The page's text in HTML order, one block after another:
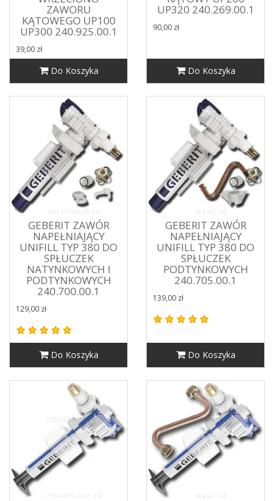
ZAWORU
KĄTOWEGO UP100
UP300 240.925.00.1
39,00 zł
Do Koszyka
UP320 240.269.00.1
90,00 zł
Do Koszyka
GEBERIT ZAWÓR
NAPEŁNIAJĄCY
UNIFILL TYP 380 DO
SPŁUCZEK
NATYNKOWYCH I
PODTYNKOWYCH
240.700.00.1
129,00 zł
Do Koszyka
GEBERIT ZAWÓR
NAPEŁNIAJĄCY
UNIFILL TYP 380 DO
SPŁUCZEK
PODTYNKOWYCH
240.705.00.1
139,00 zł
Do Koszyka